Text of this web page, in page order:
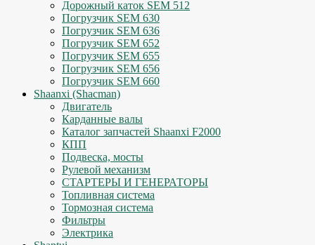
Дорожный каток SEM 512
Погрузчик SEM 630
Погрузчик SEM 636
Погрузчик SEM 652
Погрузчик SEM 655
Погрузчик SEM 656
Погрузчик SEM 660
Shaanxi (Shacman)
Двигатель
Карданные валы
Каталог запчастей Shaanxi F2000
КПП
Подвеска, мосты
Рулевой механизм
СТАРТЕРЫ И ГЕНЕРАТОРЫ
Топливная система
Тормозная система
Фильтры
Электрика